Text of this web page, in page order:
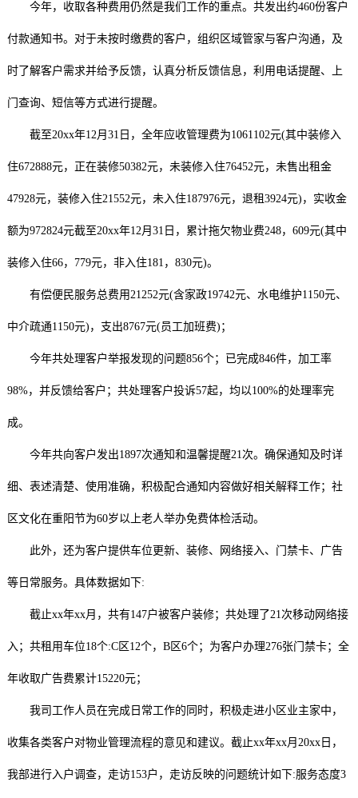
今年，收取各种费用仍然是我们工作的重点。共发出约460份客户
付款通知书。对于未按时缴费的客户，组织区域管家与客户沟通，及
时了解客户需求并给予反馈，认真分析反馈信息，利用电话提醒、上
门查询、短信等方式进行提醒。
截至20xx年12月31日，全年应收管理费为1061102元(其中装修入
住672888元，正在装修50382元，未装修入住76452元，未售出租金
47928元，装修入住21552元，未入住187976元，退租3924元)，实收金
额为972824元截至20xx年12月31日，累计拖欠物业费248，609元(其中
装修入住66，779元，非入住181，830元)。
有偿便民服务总费用21252元(含家政19742元、水电维护1150元、
中介疏通1150元)，支出8767元(员工加班费)；
今年共处理客户举报发现的问题856个；已完成846件，加工率
98%，并反馈给客户；共处理客户投诉57起，均以100%的处理率完
成。
今年共向客户发出1897次通知和温馨提醒21次。确保通知及时详
细、表述清楚、使用准确，积极配合通知内容做好相关解释工作；社
区文化在重阳节为60岁以上老人举办免费体检活动。
此外，还为客户提供车位更新、装修、网络接入、门禁卡、广告
等日常服务。具体数据如下:
截止xx年xx月，共有147户被客户装修；共处理了21次移动网络接
入；共租用车位18个:C区12个，B区6个；为客户办理276张门禁卡；全
年收取广告费累计15220元；
我司工作人员在完成日常工作的同时，积极走进小区业主家中，
收集各类客户对物业管理流程的意见和建议。截止xx年xx月20xx日，
我部进行入户调查，走访153户，走访反映的问题统计如下:服务态度3